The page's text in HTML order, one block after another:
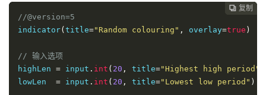
 复制
 复制
 复制
 复制
 复制
 复制
 复制
//@version=5
indicator( title="Random colouring" , overlay=true )
// 输入选项
highLen = input . int ( 20 , title="Highest high period"
lowLen = input . int ( 20 , title="Lowest low period" )